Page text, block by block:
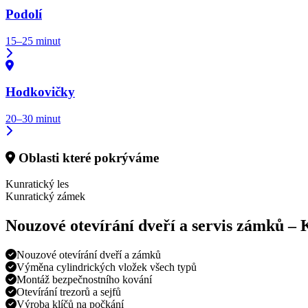
Podolí
15–25 minut
Hodkovičky
20–30 minut
Oblasti které pokrýváme
Kunratický les
Kunratický zámek
Nouzové otevírání dveří a servis zámků –
Nouzové otevírání dveří a zámků
Výměna cylindrických vložek všech typů
Montáž bezpečnostního kování
Otevírání trezorů a sejfů
Výroba klíčů na počkání